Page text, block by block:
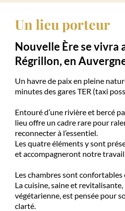
Un lieu porteur
Nouvelle Ère se vivra
Régrillon, en
Un havre de paix en pleine
minutes des gares TER (taxi
Entouré d’une rivière et bercé
lieu offre un cadre rare pour
reconnecter à l’essentiel.
Les quatre éléments y sont
et accompagneront notre
Les chambres sont confortables
La cuisine, saine et
végétarienne, est pensée pour
clarté.